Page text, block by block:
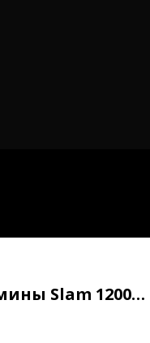
Slam 1200…